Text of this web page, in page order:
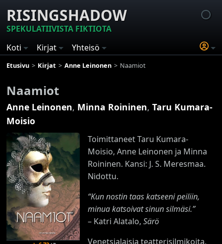
RISINGSHADOW
SPEKULATIIVISTA FIKTIOTA
Koti
Kirjat Yhteisö
Etusivu Kirjat Anne Leinonen Naamiot
Naamiot
Anne Leinonen, Minna Roininen,Taru Kumara-
Moisio
Toimittaneet Taru Kumara-
Moisio, Anne Leinonen ja Minna
Roininen. Kansi: J. S. Meresmaa.
Nidottu.
“Kun nostin taas katseeni peiliin,
minua katsoivat sinun silmäsi.”
– Katri Alatalo, Särö
Venetsialaisia teatterisilmikoita,